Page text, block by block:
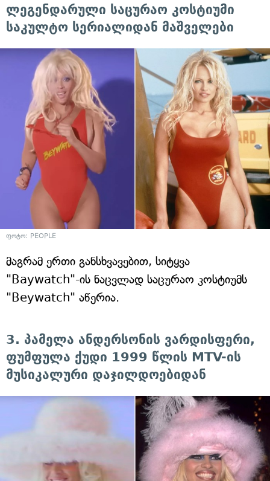
ლეგენდარული საცურაო კოსტიუმი
საკულტო სერიალიდან მაშველები
ფოტო: PEOPLE
მაგრამ ერთი განსხვავებით, სიტყვა
"Baywatch"-ის ნაცვლად საცურაო კოსტიუმს
"Beywatch" აწერია.
3. პამელა ანდერსონის ვარდისფერი,
ფუმფულა ქუდი 1999 წლის MTV-ის
მუსიკალური დაჯილდოებიდან